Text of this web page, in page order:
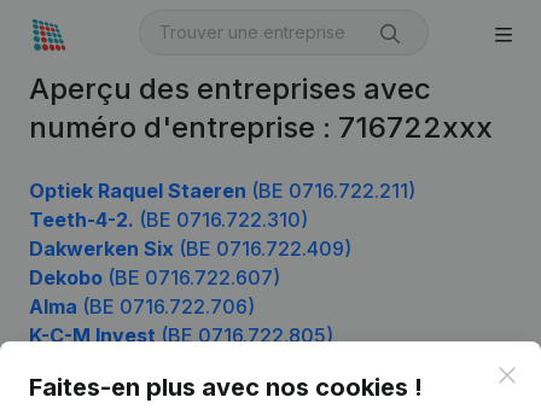
Aperçu des entreprises avec
numéro d'entreprise : 716722xxx
Optiek Raquel Staeren (BE 0716.722.211)
Teeth-4-2. (BE 0716.722.310)
Dakwerken Six (BE 0716.722.409)
Dekobo (BE 0716.722.607)
Alma (BE 0716.722.706)
K-C-M Invest(BE 0716.722.805)
Faites-en plus avec nos cookies !